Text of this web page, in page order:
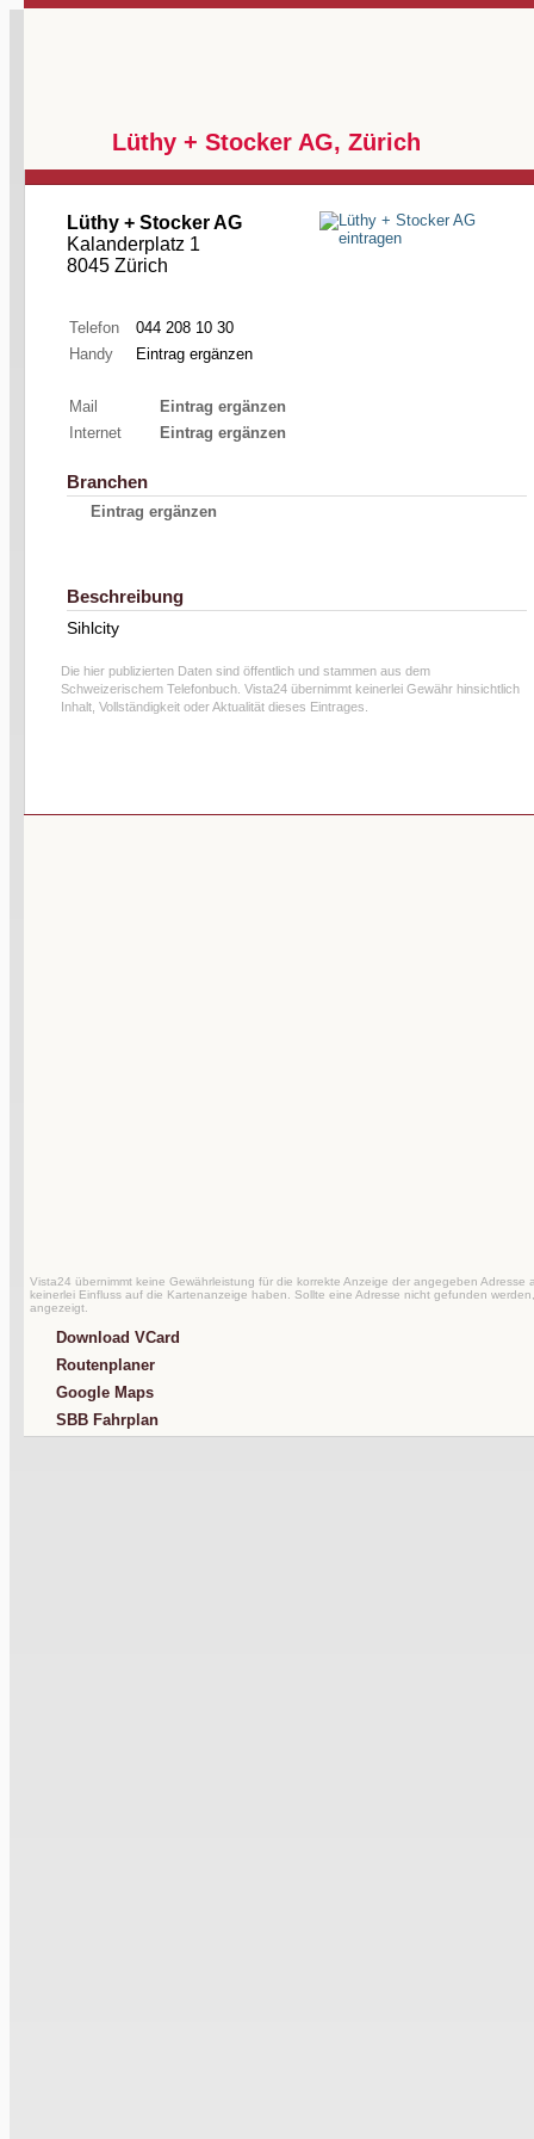
Lüthy + Stocker AG, Zürich
Lüthy + Stocker AG
Kalanderplatz 1
8045 Zürich
Telefon
044 208 10 30
Handy
Eintrag ergänzen
Mail
Eintrag ergänzen
Internet
Eintrag ergänzen
Branchen
Eintrag ergänzen
Beschreibung
Sihlcity
Die hier publizierten Daten sind öffentlich und stammen aus dem
Schweizerischem Telefonbuch. Vista24 übernimmt keinerlei Gewähr hinsichtlich
Inhalt, Vollständigkeit oder Aktualität dieses Eintrages.
Vista24 übernimmt keine Gewährleistung für die korrekte Anzeige der angegeben Adresse
keinerlei Einfluss auf die Kartenanzeige haben. Sollte eine Adresse nicht gefunden
angezeigt.
Download VCard
Routenplaner
Google Maps
SBB Fahrplan